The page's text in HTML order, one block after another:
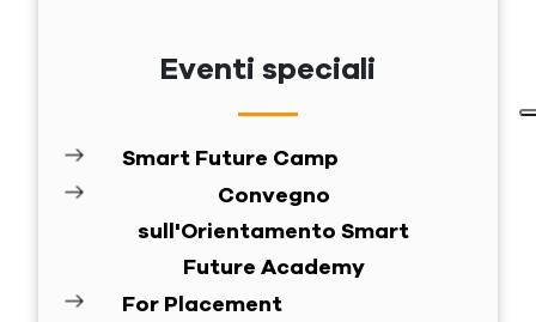
Eventi speciali
Smart Future Camp
Convegno
sull'Orientamento Smart
Future Academy
For Placement